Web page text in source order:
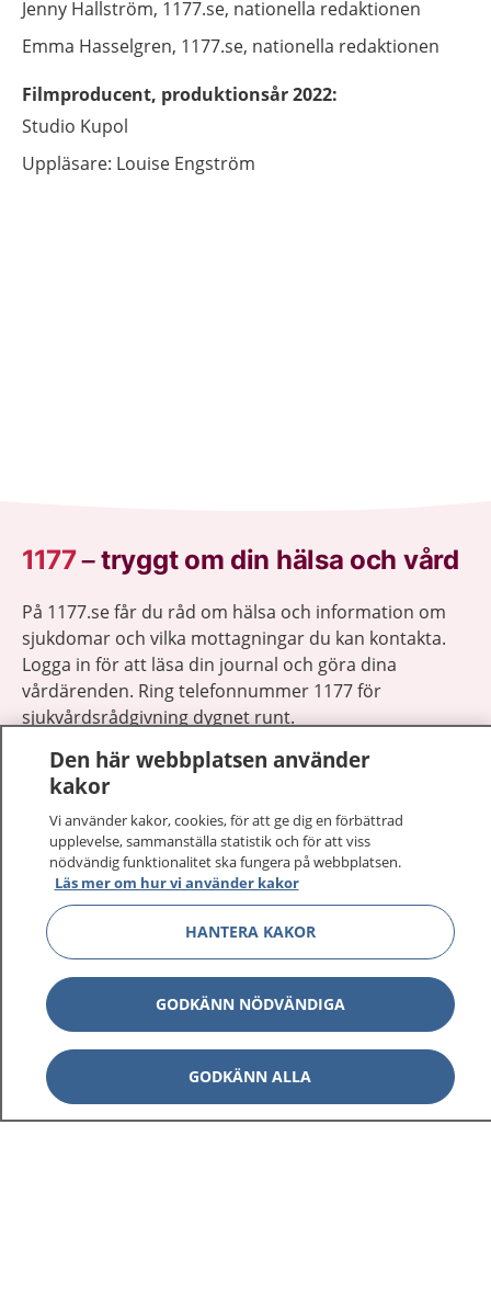
Jenny Hallström, 1177.se, nationella redaktionen
Emma Hasselgren, 1177.se, nationella redaktionen
Filmproducent, produktionsår 2022:
Studio Kupol
Uppläsare: Louise Engström
1177–tryggt om din hälsa och vård
På 1177.se får du råd om hälsa och information om
sjukdomar och vilka mottagningar du kan kontakta.
Logga in för att läsa din journal och göra dina
vårdärenden. Ring telefonnummer 1177 för
sjukvårdsrådgivning dygnet runt.
1177 på flera språk
Om 1177 Visa
Kontakt Visa
Behandling av personuppgifter
Den här webbplatsen använder
kakor
Vi använder kakor, cookies, för att ge dig en förbättrad
upplevelse, sammanställa statistik och för att viss
nödvändig funktionalitet ska fungera på webbplatsen.
Läs mer om hur vi använder kakor
HANTERA KAKOR
GODKÄNN NÖDVÄNDIGA
GODKÄNN ALLA